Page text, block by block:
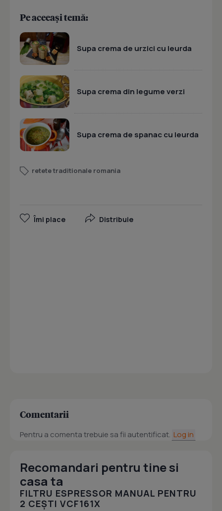
Pe aceeași temă:
Supa crema de urzici cu leurda
Supa crema din legume verzi
Supa crema de spanac cu leurda
retete traditionale romania
Îmi place Distribuie
Comentarii
Pentru a comenta trebuie sa fii autentificat. Log in
Recomandari pentru tine si
casa ta
FILTRU ESPRESSOR MANUAL PENTRU
2 CEȘTI VCF161X